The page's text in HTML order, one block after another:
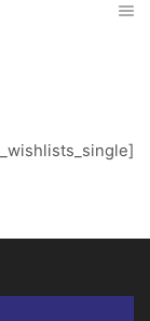
[wc_wishlists_single ]